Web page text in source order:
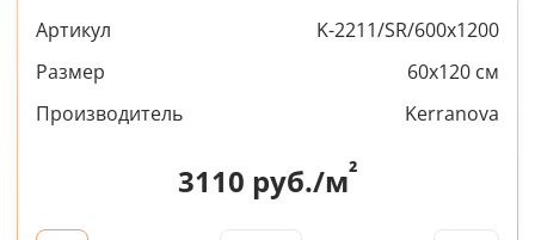
Артикул
K-2211/SR/600x1200
Размер
60x120 см
Производитель
Kerranova
3110 руб./м²